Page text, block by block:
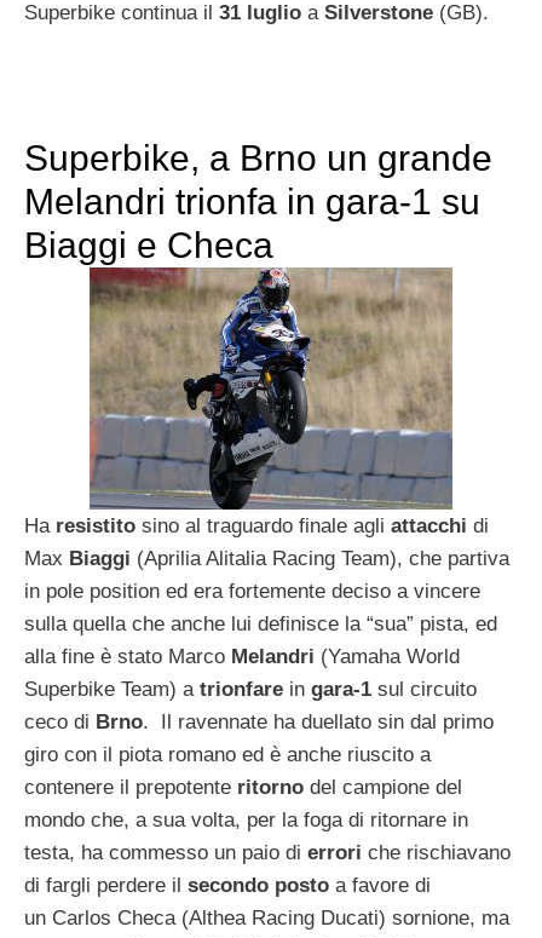
Superbike continua il 31 luglio a Silverstone (GB).
Superbike, a Brno un grande
Melandri trionfa in gara-1 su
Biaggi e Checa
Ha resistito sino al traguardo finale agli attacchi di
Max Biaggi (Aprilia Alitalia Racing Team), che partiva
in pole position ed era fortemente deciso a vincere
sulla quella che anche lui definisce la “sua” pista, ed
alla fine è stato Marco Melandri (Yamaha World
Superbike Team) a trionfare in gara-1 sul circuito
ceco di Brno. Il ravennate ha duellato sin dal primo
giro con il piota romano ed è anche riuscito a
contenere il prepotente ritorno del campione del
mondo che, a sua volta, per la foga di ritornare in
testa, ha commesso un paio di errori che rischiavano
di fargli perdere il secondo posto a favore di
un Carlos Checa (Althea Racing Ducati) sornione, ma